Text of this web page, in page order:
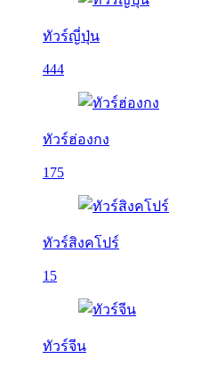
ทัวร์ญี่ปุ่น
444
ทัวร์ฮ่องกง
175
ทัวร์สิงคโปร์
15
ทัวร์จีน